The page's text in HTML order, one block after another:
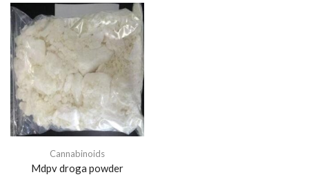
Cannabinoids
Mdpv droga powder